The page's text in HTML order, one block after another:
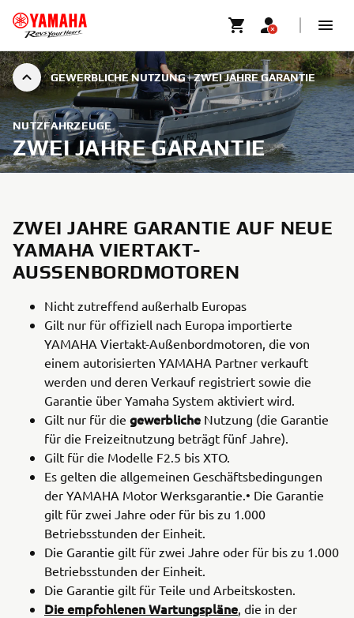
GEWERBLICHE NUTZUNG | ZWEI JAHRE GARANTIE
NUTZFAHRZEUGE
ZWEI JAHRE GARANTIE
ZWEI JAHRE GARANTIE AUF NEUE
YAMAHA VIERTAKT-
AUSSENBORDMOTOREN
Nicht zutreffend außerhalb Europas
Gilt nur für offiziell nach Europa importierte
YAMAHA Viertakt-Außenbordmotoren, die von
einem autorisierten YAMAHA Partner verkauft
werden und deren Verkauf registriert sowie die
Garantie über Yamaha System aktiviert wird.
Gilt nur für die gewerbliche Nutzung (die Garantie
für die Freizeitnutzung beträgt fünf Jahre).
Gilt für die Modelle F2.5 bis XTO.
Es gelten die allgemeinen Geschäftsbedingungen
der YAMAHA Motor Werksgarantie.• Die Garantie
gilt für zwei Jahre oder für bis zu 1.000
Betriebsstunden der Einheit.
Die Garantie gilt für zwei Jahre oder für bis zu 1.000
Betriebsstunden der Einheit.
Die Garantie gilt für Teile und Arbeitskosten.
Die empfohlenen Wartungspläne, die in der